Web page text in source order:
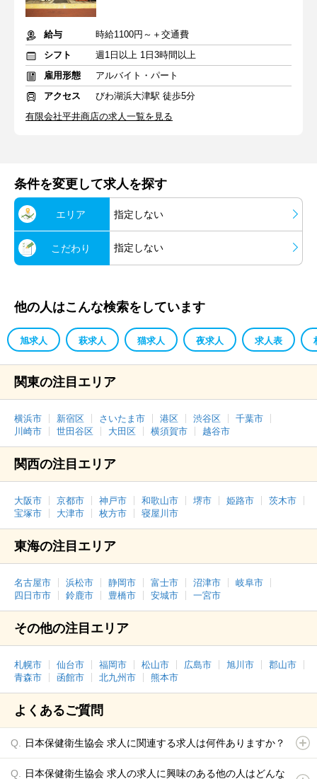
給与
時給1100円～＋交通費
シフト
週1日以上 1日3時間以上
雇用形態
アルバイト・パート
アクセス
びわ湖浜大津駅 徒歩5分
有限会社平井商店の求人一覧を見る
条件を変更して求人を探す
エリア 指定しない
こだわり 指定しない
他の人はこんな検索をしています
旭求人 萩求人 猫求人 夜求人 求人表
関東の注目エリア
横浜市 新宿区 さいたま市 港区 渋谷区
千葉市
川崎市
世田谷区 大田区 横須賀市 越谷市
関西の注目エリア
大阪市 京都市 神戸市 和歌山市 堺市 姫路市
茨木市
宝塚市
大津市 枚方市 寝屋川市
東海の注目エリア
名古屋市 浜松市 静岡市 富士市 沼津市
岐阜市
四日市市
鈴鹿市 豊橋市 安城市 一宮市
その他の注目エリア
札幌市 仙台市 福岡市 松山市 広島市 旭川市
郡山市
青森市
函館市 北九州市 熊本市
よくあるご質問
日本保健衛生協会 求人に関連する求人は何件ありますか？
日本保健衛生協会 求人の求人に興味のある他の人はどんな